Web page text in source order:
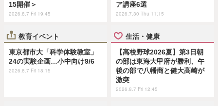
15開催＞
2026.8.7 Fri 19:45
ア講座6選
2026.7.30 Thu 11:15
教育イベント
東京都市大「科学体験教室」
24の実験企画…小中向け9/6
2026.8.7 Fri 18:15
生活・健康
【高校野球2026夏】第3日朝
の部は東海大甲府が勝利、午
後の部で八幡商と健大高崎が
激突
2026.8.7 Fri 12:45